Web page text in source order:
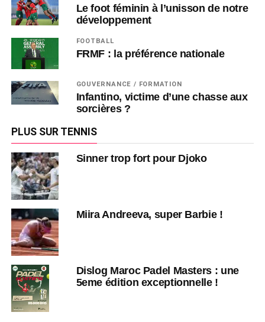
Le foot féminin à l’unisson de notre
développement
FOOTBALL
FRMF : la préférence nationale
GOUVERNANCE / FORMATION
Infantino, victime d’une chasse aux
sorcières ?
PLUS SUR TENNIS
Sinner trop fort pour Djoko
Miira Andreeva, super Barbie !
Dislog Maroc Padel Masters : une
5eme édition exceptionnelle !